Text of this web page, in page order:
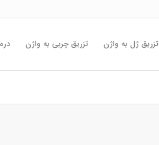
تزریق ژل به واژن تزریق چربی به واژن